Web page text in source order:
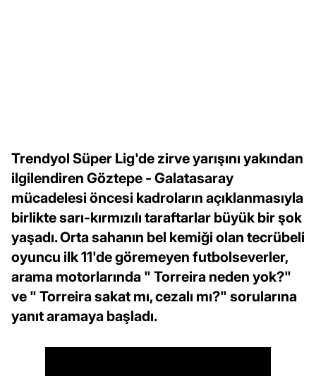
Trendyol Süper Lig'de zirve yarışını yakından
ilgilendiren Göztepe - Galatasaray
mücadelesi öncesi kadroların açıklanmasıyla
birlikte sarı-kırmızılı taraftarlar büyük bir şok
yaşadı. Orta sahanın bel kemiği olan tecrübeli
oyuncu ilk 11'de göremeyen futbolseverler,
arama motorlarında " Torreira neden yok?"
ve " Torreira sakat mı, cezalı mı?" sorularına
yanıt aramaya başladı.